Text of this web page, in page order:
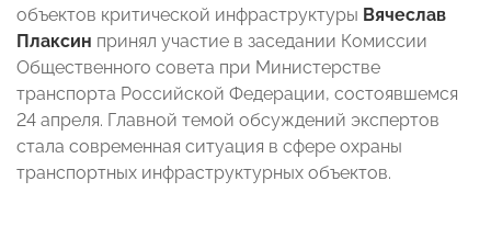
объектов критической инфраструктуры Вячеслав
Плаксин принял участие в заседании Комиссии
Общественного совета при Министерстве
транспорта Российской Федерации, состоявшемся
24 апреля. Главной темой обсуждений экспертов
стала современная ситуация в сфере охраны
транспортных инфраструктурных объектов.